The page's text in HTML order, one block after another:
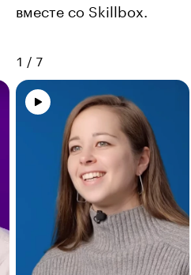
вместе со Skillbox.
1 / 7